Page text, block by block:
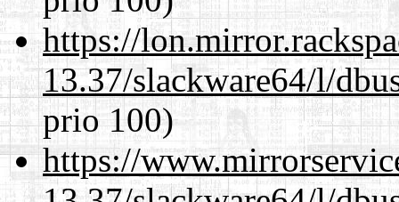
https://
13.37/slackware64/l/
prio 100)
https://